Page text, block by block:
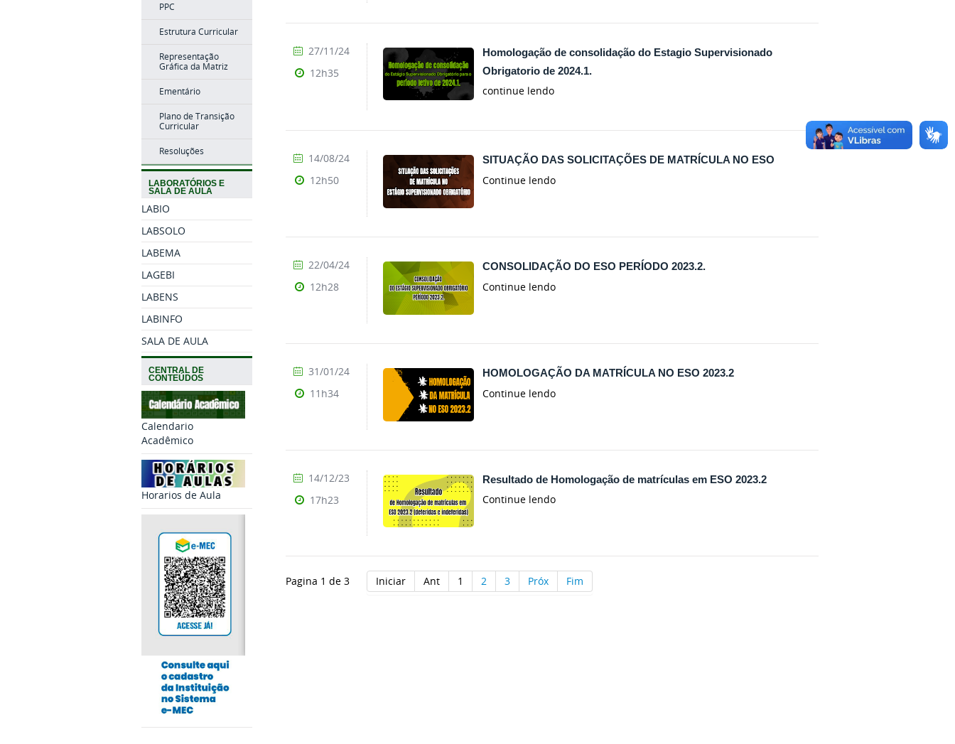
PPC
Estrutura Curricular
Representação
Gráfica da Matriz
Ementário
Plano de Transição
Curricular
Resoluções
LABORATÓRIOS E
SALA DE AULA
LABIO
LABSOLO
LABEMA
LAGEBI
LABENS
LABINFO
SALA DE AULA
CENTRAL DE
CONTEÚDOS
Calendario
Acadêmico
Horarios de Aula
Homologação de consolidação do Estagio Supervisionado
Obrigatorio de 2024.1.
continue lendo
27/11/24
12h35
SITUAÇÃO DAS SOLICITAÇÕES DE MATRÍCULA NO ESO
Continue lendo
14/08/24
12h50
CONSOLIDAÇÃO DO ESO PERÍODO 2023.2.
Continue lendo
22/04/24
12h28
HOMOLOGAÇÃO DA MATRÍCULA NO ESO 2023.2
Continue lendo
31/01/24
11h34
Resultado de Homologação de matrículas em ESO 2023.2
Continue lendo
14/12/23
17h23
Pagina 1 de 3 Iniciar Ant 1 2 3 Próx Fim